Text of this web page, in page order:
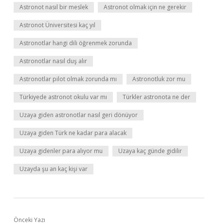
Astronot nasıl bir meslek Astronot olmak için ne gerekir
Astronot Üniversitesi kaç yıl
Astronotlar hangi dili öğrenmek zorunda
Astronotlar nasıl duş alır
Astronotlar pilot olmak zorunda mı Astronotluk zor mu
Türkiyede astronot okulu var mı Türkler astronota ne der
Uzaya giden astronotlar nasıl geri dönüyor
Uzaya giden Türk ne kadar para alacak
Uzaya gidenler para alıyor mu Uzaya kaç günde gidilir
Uzayda şu an kaç kişi var
Önceki Yazı